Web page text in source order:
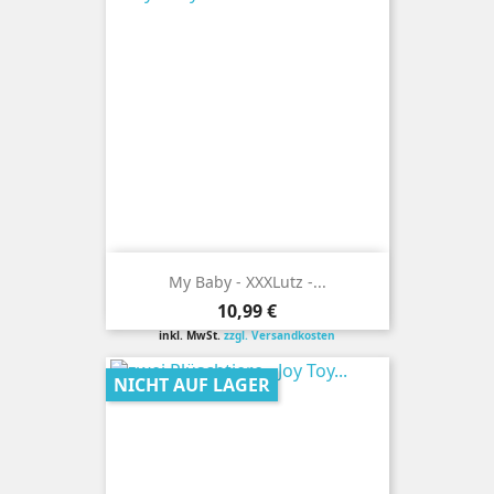
My Baby - XXXLutz -...
Preis
10,99 €
inkl. MwSt.zzgl. Versandkosten
NICHT AUF LAGER